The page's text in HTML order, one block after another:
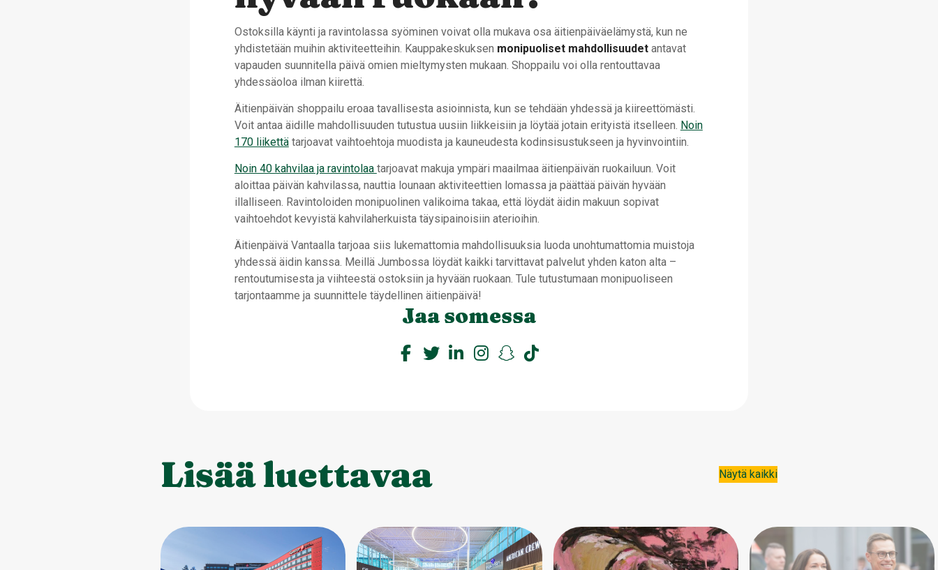
Ostoksilla käynti ja ravintolassa syöminen voivat olla mukava osa äitienpäiväelämystä, kun ne
yhdistetään muihin aktiviteetteihin. Kauppakeskuksen monipuoliset mahdollisuudetantavat
vapauden suunnitella päivä omien mieltymysten mukaan. Shoppailu voi olla rentouttavaa
yhdessäoloa ilman kiirettä.
Äitienpäivän shoppailu eroaa tavallisesta asioinnista, kun se tehdään yhdessä ja kiireettömästi.
Voit antaa äidille mahdollisuuden tutustua uusiin liikkeisiin ja löytää jotain erityistä itselleen. Noin
170 liikettätarjoavat vaihtoehtoja muodista ja kauneudesta kodinsisustukseen ja hyvinvointiin.
Noin 40 kahvilaa ja ravintolaa tarjoavat makuja ympäri maailmaa äitienpäivän ruokailuun. Voit
aloittaa päivän kahvilassa, nauttia lounaan aktiviteettien lomassa ja päättää päivän hyvään
illalliseen. Ravintoloiden monipuolinen valikoima takaa, että löydät äidin makuun sopivat
vaihtoehdot kevyistä kahvilaherkuista täysipainoisiin aterioihin.
Äitienpäivä Vantaalla tarjoaa siis lukemattomia mahdollisuuksia luoda unohtumattomia muistoja
yhdessä äidin kanssa. Meillä Jumbossa löydät kaikki tarvittavat palvelut yhden katon alta –
rentoutumisesta ja viihteestä ostoksiin ja hyvään ruokaan. Tule tutustumaan monipuoliseen
tarjontaamme ja suunnittele täydellinen äitienpäivä!
Jaa somessa
Lisää luettavaa Näytä kaikki